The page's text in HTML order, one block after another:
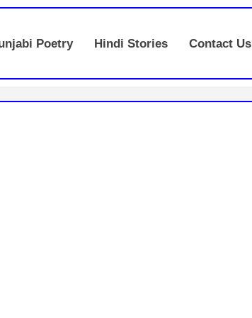
Poetry Hindi Stories Contact Us